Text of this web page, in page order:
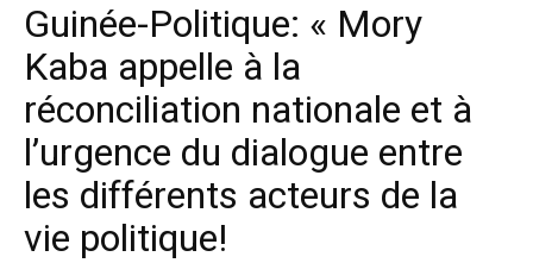
Guinée-Politique: « Mory
Kaba appelle à la
réconciliation nationale et à
l’urgence du dialogue entre
les différents acteurs de la
vie politique!